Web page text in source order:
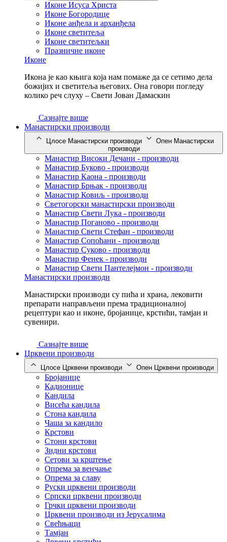
Иконе Исуса Христа
Иконе Богородице
Иконе анђела и арханђела
Иконе светитеља
Иконе светитељки
Празничне иконе
Иконе
Икона је као књига која нам помаже да се сетимо дела
божијих и светитеља његових. Она говори погледу
колико реч слуху – Свети Јован Дамаскин
Сазнајте више
Манастирски производи
Цлосе Манастирски производи
Опен Манастирски
производи
Манастир Високи Дечани - производи
Манастир Буково - производи
Манастир Каона - производи
Манастир Брњак - производи
Манастир Ковиљ - производи
Светогорски манастирски производи
Манастир Свети Лука - производи
Манастир Поганово - производи
Манастир Свети Стефан - производи
Манастир Сопоћани - производи
Манастир Суково - производи
Манастир Фенек - производи
Манастир Свети Пантелејмон - производи
Манастирски производи
Манастирски производи су пића и храна, лековити
препарати направљени према традиционалној
рецептури као и иконе, бројанице, крстићи, тамјан и
сувенири.
Сазнајте више
Црквени производи
Цлосе Црквени производи Опен Црквени производи
Бројанице
Кадионице
Кандила
Висећа кандила
Стона кандила
Чаша за кандило
Крстови
Стони крстови
Зидни крстови
Сетови за крштење
Опрема за венчање
Опрема за славу
Руски црквени производи
Српски црквени производи
Грчки црквени производи
Црквени производи из Јерусалима
Свећњаци
Тамјан